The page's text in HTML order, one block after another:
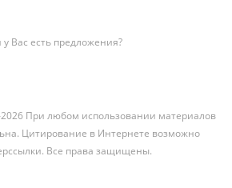
Вас есть предложения?
При любом использовании материалов
Цитирование в Интернете возможно
Все права защищены.